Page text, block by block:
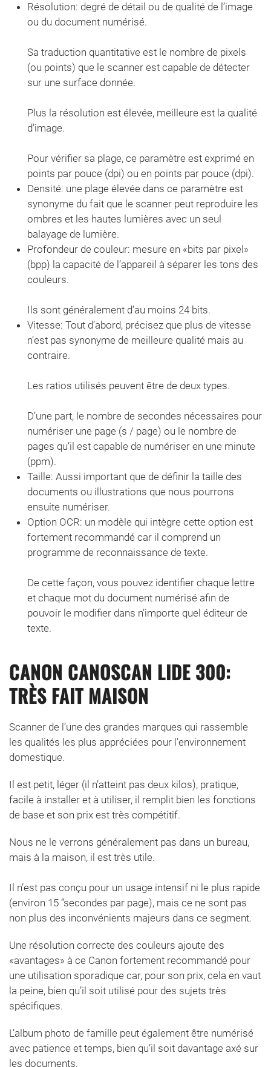
Résolution: degré de détail ou de qualité de l’image
ou du document numérisé.
Sa traduction quantitative est le nombre de pixels
(ou points) que le scanner est capable de détecter
sur une surface donnée.
Plus la résolution est élevée, meilleure est la qualité
d’image.
Pour vérifier sa plage, ce paramètre est exprimé en
points par pouce (dpi) ou en points par pouce (dpi).
Densité: une plage élevée dans ce paramètre est
synonyme du fait que le scanner peut reproduire les
ombres et les hautes lumières avec un seul
balayage de lumière.
Profondeur de couleur: mesure en «bits par pixel»
(bpp) la capacité de l’appareil à séparer les tons des
couleurs.
Ils sont généralement d’au moins 24 bits.
Vitesse: Tout d’abord, précisez que plus de vitesse
n’est pas synonyme de meilleure qualité mais au
contraire.
Les ratios utilisés peuvent être de deux types.
D’une part, le nombre de secondes nécessaires pour
numériser une page (s / page) ou le nombre de
pages qu’il est capable de numériser en une minute
(ppm).
Taille: Aussi important que de définir la taille des
documents ou illustrations que nous pourrons
ensuite numériser.
Option OCR: un modèle qui intègre cette option est
fortement recommandé car il comprend un
programme de reconnaissance de texte.
De cette façon, vous pouvez identifier chaque lettre
et chaque mot du document numérisé afin de
pouvoir le modifier dans n’importe quel éditeur de
texte.
CANON CANOSCAN LIDE 300:
TRÈS FAIT MAISON
Scanner de l’une des grandes marques qui rassemble
les qualités les plus appréciées pour l’environnement
domestique.
Il est petit, léger (il n’atteint pas deux kilos), pratique,
facile à installer et à utiliser, il remplit bien les fonctions
de base et son prix est très compétitif.
Nous ne le verrons généralement pas dans un bureau,
mais à la maison, il est très utile.
Il n’est pas conçu pour un usage intensif ni le plus rapide
(environ 15 ”secondes par page), mais ce ne sont pas
non plus des inconvénients majeurs dans ce segment.
Une résolution correcte des couleurs ajoute des
«avantages» à ce Canon fortement recommandé pour
une utilisation sporadique car, pour son prix, cela en vaut
la peine, bien qu’il soit utilisé pour des sujets très
spécifiques.
L’album photo de famille peut également être numérisé
avec patience et temps, bien qu’il soit davantage axé sur
les documents.